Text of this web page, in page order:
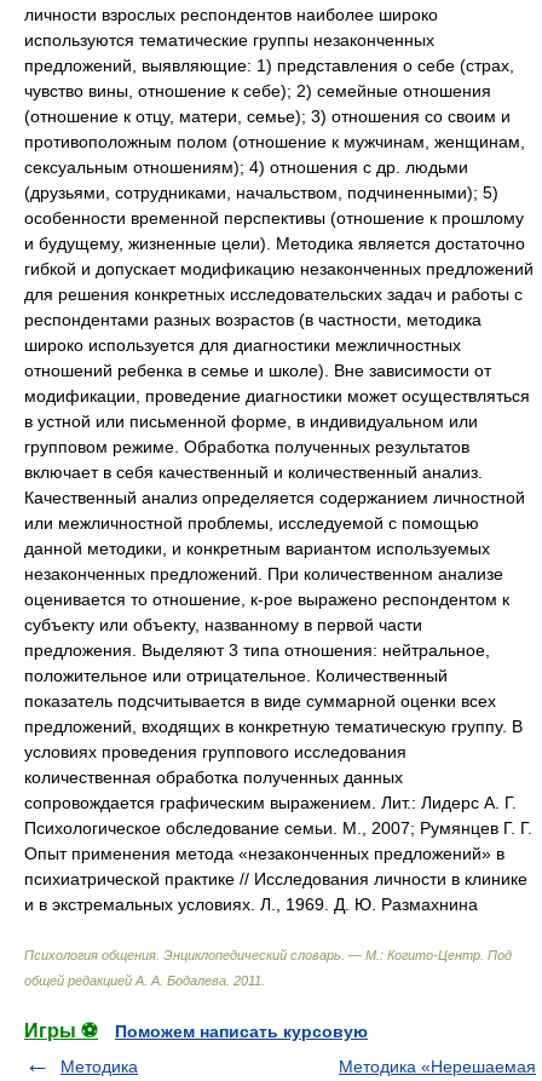
личности взрослых респондентов наиболее широко
используются тематические группы незаконченных
предложений, выявляющие: 1) представления о себе (страх,
чувство вины, отношение к себе); 2) семейные отношения
(отношение к отцу, матери, семье); 3) отношения со своим и
противоположным полом (отношение к мужчинам, женщинам,
сексуальным отношениям); 4) отношения с др. людьми
(друзьями, сотрудниками, начальством, подчиненными); 5)
особенности временной перспективы (отношение к прошлому
и будущему, жизненные цели). Методика является достаточно
гибкой и допускает модификацию незаконченных предложений
для решения конкретных исследовательских задач и работы с
респондентами разных возрастов (в частности, методика
широко используется для диагностики межличностных
отношений ребенка в семье и школе). Вне зависимости от
модификации, проведение диагностики может осуществляться
в устной или письменной форме, в индивидуальном или
групповом режиме. Обработка полученных результатов
включает в себя качественный и количественный анализ.
Качественный анализ определяется содержанием личностной
или межличностной проблемы, исследуемой с помощью
данной методики, и конкретным вариантом используемых
незаконченных предложений. При количественном анализе
оценивается то отношение, к-рое выражено респондентом к
субъекту или объекту, названному в первой части
предложения. Выделяют 3 типа отношения: нейтральное,
положительное или отрицательное. Количественный
показатель подсчитывается в виде суммарной оценки всех
предложений, входящих в конкретную тематическую группу. В
условиях проведения группового исследования
количественная обработка полученных данных
сопровождается графическим выражением. Лит.: Лидерс А. Г.
Психологическое обследование семьи. М., 2007; Румянцев Г. Г.
Опыт применения метода «незаконченных предложений» в
психиатрической практике // Исследования личности в клинике
и в экстремальных условиях. Л., 1969. Д. Ю. Размахнина
Психология общения. Энциклопедический словарь. — М.: Когито-Центр Под
общей редакцией А. А. Бодалева 2011
Игры ⚽
Поможем написать курсовую
Методика
Методика «Нерешаемая